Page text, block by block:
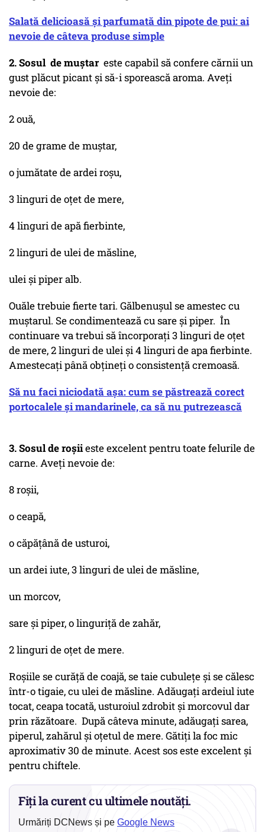
Salată delicioasă și parfumată din pipote de pui: ai
nevoie de câteva produse simple
2. Sosul de muștareste capabil să confere cărnii un
gust plăcut picant și să-i sporească aroma. Aveți
nevoie de:
2 ouă,
20 de grame de muștar,
o jumătate de ardei roșu,
3 linguri de oțet de mere,
4 linguri de apă fierbinte,
2 linguri de ulei de măsline,
ulei și piper alb.
Ouăle trebuie fierte tari. Gălbenușul se amestec cu
muștarul. Se condimentează cu sare și piper. În
continuare va trebui să încorporați 3 linguri de oțet
de mere, 2 linguri de ulei și 4 linguri de apa fierbinte.
Amestecați până obțineți o consistență cremoasă.
Să nu faci niciodată așa: cum se păstrează corect
portocalele și mandarinele, ca să nu putrezească
3. Sosul de roșiieste excelent pentru toate felurile de
carne. Aveți nevoie de:
8 roșii,
o ceapă,
o căpățână de usturoi,
un ardei iute, 3 linguri de ulei de măsline,
un morcov,
sare și piper, o linguriță de zahăr,
2 linguri de oțet de mere.
Roșiile se curăță de coajă, se taie cubulețe și se călesc
într-o tigaie, cu ulei de măsline. Adăugați ardeiul iute
tocat, ceapa tocată, usturoiul zdrobit și morcovul dar
prin răzătoare. După câteva minute, adăugați sarea,
piperul, zahărul și oțetul de mere. Gătiți la foc mic
aproximativ 30 de minute. Acest sos este excelent și
pentru chiftele.
Fiți la curent cu ultimele noutăți.
Urmăriți DCNews și pe Google News